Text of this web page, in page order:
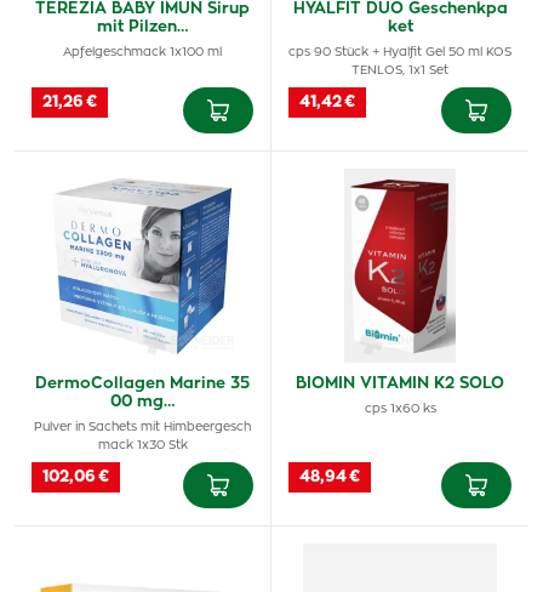
TEREZIA BABY IMUN Sirup
mit Pilzen…
Apfelgeschmack 1x100 ml
21,26 €
HYALFIT DUO Geschenkpa
ket
cps 90 Stück + Hyalfit Gel 50 ml KOS
TENLOS, 1x1 Set
41,42 €
DermoCollagen Marine 35
00 mg…
Pulver in Sachets mit Himbeergesch
mack 1x30 Stk
102,06 €
BIOMIN VITAMIN K2 SOLO
cps 1x60 ks
48,94 €